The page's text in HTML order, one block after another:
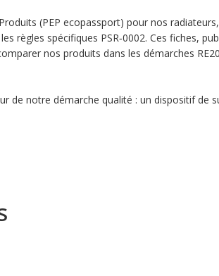
(PEP ecopassport) pour nos
règles spécifiques PSR‑0002. Ces fiches,
nos produits dans les démarches
de notre démarche qualité : un dispositif